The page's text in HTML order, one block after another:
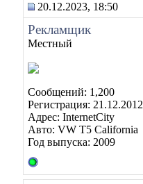
20.12.2023, 18:50
Рекламщик
Местный
Сообщений: 1,200
Регистрация: 21.12.2012
Адрес: InternetCity
Авто: VW T5 California
Год выпуска: 2009